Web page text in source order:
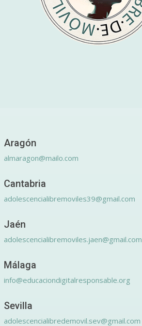
Aragón
almaragon@mailo.com
Cantabria
adolescencialibremoviles39@gmail.com
Jaén
adolescencialibremoviles.jaen@gmail.com
Málaga
info@educaciondigitalresponsable.org
Sevilla
adolescencialibredemovil.sev@gmail.com